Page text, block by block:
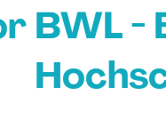
BWL -